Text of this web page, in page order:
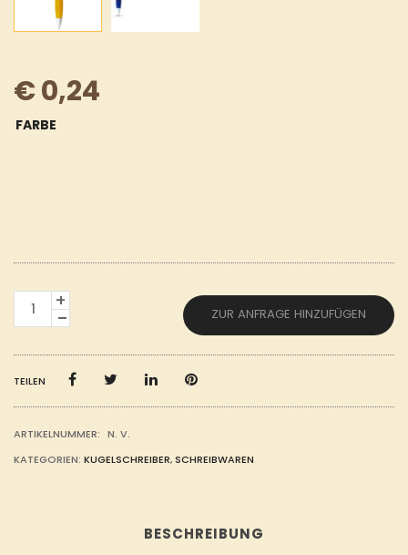
€0,24
FARBE
KUGELSCHREIBER
WEISS M
IT F
ENGE
ZUR ANFRAGE HINZUFÜGEN
TEILEN
ARTIKELNUMMER: N. V.
KATEGORIEN: KUGELSCHREIBER,SCHREIBWAREN
BESCHREIBUNG